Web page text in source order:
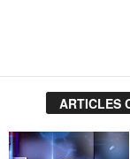
ARTICLES